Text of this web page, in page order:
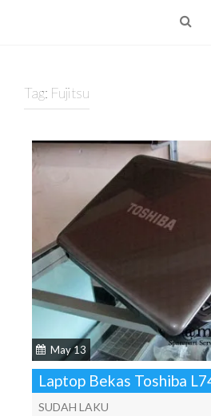
Tag: Fujitsu
May 13
Laptop Bekas Toshiba
SUDAH LAKU